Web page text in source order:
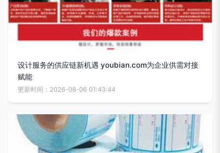
设计服务的供应链新机遇 youbian.com为企业供需对接
赋能
更新时间：2026-08-06 01:43:44